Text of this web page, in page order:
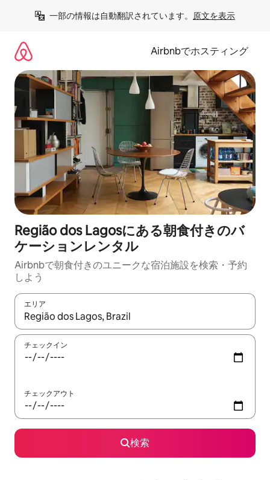
一部の情報は自動翻訳されています。 原文を表示
Airbnbでホスティング
Região dos Lagosにある朝食付きのバ
ケーションレンタル
Airbnbで朝食付きのユニークな宿泊施設を検索・予約
しよう
エリア
検索結果が表示されたら、上下の矢印キーを使って移動するか
チェックイン
チェックアウト
検索